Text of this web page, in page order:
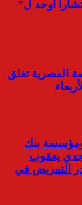
أوحد ل”
البورصة المصرية تغلق
بنك
يعقوب
التمريض في